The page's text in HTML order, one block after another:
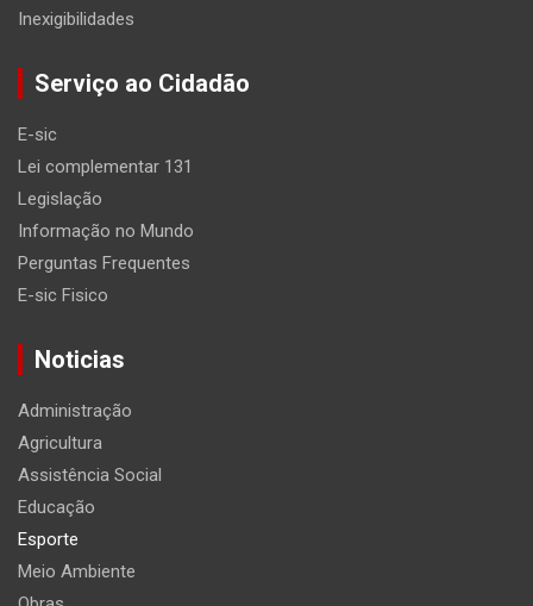
Inexigibilidades
Serviço ao Cidadão
E-sic
Lei complementar 131
Legislação
Informação no Mundo
Perguntas Frequentes
E-sic Fisico
Noticias
Administração
Agricultura
Assistência Social
Educação
Esporte
Meio Ambiente